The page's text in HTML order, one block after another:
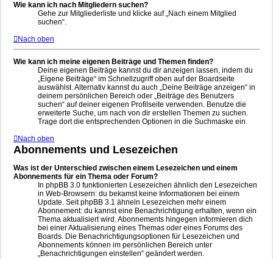
Wie kann ich nach Mitgliedern suchen?
Gehe zur Mitgliederliste und klicke auf „Nach einem Mitglied
suchen“.
Nach oben
Wie kann ich meine eigenen Beiträge und Themen finden?
Deine eigenen Beiträge kannst du dir anzeigen lassen, indem du
„Eigene Beiträge“ im Schnellzugriff oben auf der Boardseite
auswählst. Alternativ kannst du auch „Deine Beiträge anzeigen“ in
deinem persönlichen Bereich oder „Beiträge des Benutzers
suchen“ auf deiner eigenen Profilseite verwenden. Benutze die
erweiterte Suche, um nach von dir erstellen Themen zu suchen.
Trage dort die entsprechenden Optionen in die Suchmaske ein.
Nach oben
Abonnements und Lesezeichen
Was ist der Unterschied zwischen einem Lesezeichen und einem
Abonnements für ein Thema oder Forum?
In phpBB 3.0 funktionierten Lesezeichen ähnlich den Lesezeichen
in Web-Browsern: du bekamst keine Informationen bei einem
Update. Seit phpBB 3.1 ähneln Lesezeichen mehr einem
Abonnement: du kannst eine Benachrichtigung erhalten, wenn ein
Thema aktualisiert wird. Abonnements hingegen informieren dich
bei einer Aktualisierung eines Themas oder eines Forums des
Boards. Die Benachrichtigungsoptionen für Lesezeichen und
Abonnements können im persönlichen Bereich unter
„Benachrichtigungen einstellen“ geändert werden.